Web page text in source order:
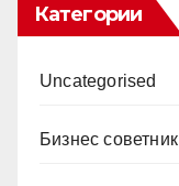
Категории
Uncategorised
Бизнес советник